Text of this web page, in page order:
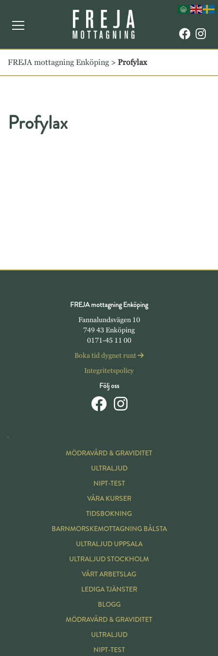
FREJA mottagning Enköping > Profylax
Profylax
FREJA mottagning Enköping
Fannalundsvägen 10
749 43 Enköping
0171-45 11 00
Boka tid dygnet runt
Integritetspolicy
Följ oss
MÖDRAVÅRD & GRAVIDITET
ULTRALJUD
NIPT-TEST
VÅRA KURSER
TIDSBOKNING
BARNMORSKEMOTTAGNING BÅLSTA
ULTRALJUD UPPSALA
ULTRALJUD STOCKHOLM
VÅRT ARBETSLAG
LEDIGA TJÄNSTER
BLOGG
MÖDRAVÅRD & GRAVIDITET
ULTRALJUD
NIPT-TEST